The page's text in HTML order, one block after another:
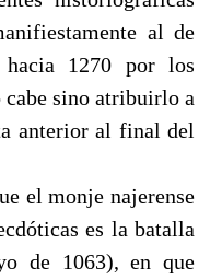
al de
hacia 1270 por los
sino atribuirlo a
anterior al final del
el monje najerense
es la batalla
de 1063), en que